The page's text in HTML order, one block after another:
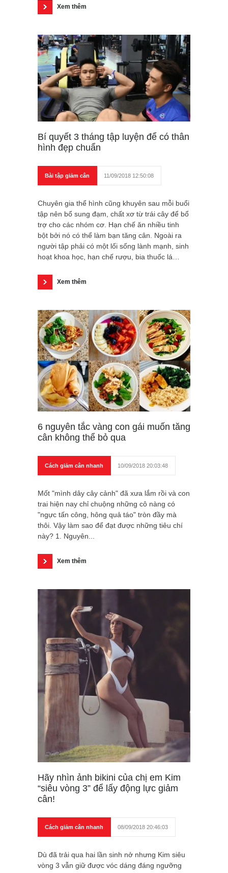
Xem thêm
Bí quyết 3 tháng tập luyện để có thân
hình đẹp chuẩn
Bài tập giảm cân 11/09/2018 12:50:08
Chuyên gia thể hình cũng khuyên sau mỗi buổi
tập nên bổ sung đạm, chất xơ từ trái cây để bổ
trợ cho các nhóm cơ. Hạn chế ăn nhiều tinh
bột bởi nó có thể làm bạn tăng cân. Ngoài ra
người tập phải có một lối sống lành mạnh, sinh
hoạt khoa học, hạn chế rượu, bia thuốc lá…
Xem thêm
6 nguyên tắc vàng con gái muốn tăng
cân không thể bỏ qua
Cách giảm cân nhanh 10/09/2018 20:03:48
Mốt "mình dây cây cảnh" đã xưa lắm rồi và con
trai hiện nay chỉ chuộng những cô nàng có
"ngực tấn công, hông quả táo" tròn đầy mà
thôi. Vậy làm sao để đạt được những tiêu chí
này? 1. Nguyên...
Xem thêm
Hãy nhìn ảnh bikini của chị em Kim
“siêu vòng 3” để lấy động lực giảm
cân!
Cách giảm cân nhanh 08/09/2018 20:46:03
Dù đã trải qua hai lần sinh nở nhưng Kim siêu
vòng 3 vẫn giữ được vóc dáng đáng ngưỡng